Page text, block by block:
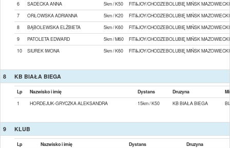
6
SADECKA ANNA 5km / K50
FIT&JOY/CHODZEBOLUBIĘ MIŃSK MAZOWIECKI
7
ORŁOWSKA ADRIANNA 5km / K20
FIT&JOY/CHODZEBOLUBIĘ MIŃSK MAZOWIECKI
8
BĄBOLEWSKA ELŻBIETA 5km / K60
FIT&JOY/CHODZEBOLUBIĘ MIŃSK MAZOWIECKI
9
PATOLETA EDWARD 5km / M60
FIT&JOY/CHODZEBOLUBIĘ MIŃSK MAZOWIECKI
10
SIUREK IWONA 5km / K60 FIT&JOY/CHODZEBOLUBIĘ MIŃSK MAZOWIECKI
8 KB BIAŁA BIEGA
Lp Nazwisko i imię Dystans Druzyna
1
HORDEJUK-GRYCZKA ALEKSANDRA 15km / K50 KB BIAŁA BIEGA
9 KLUB
Lp Nazwisko i imię Dystans
Druzyna